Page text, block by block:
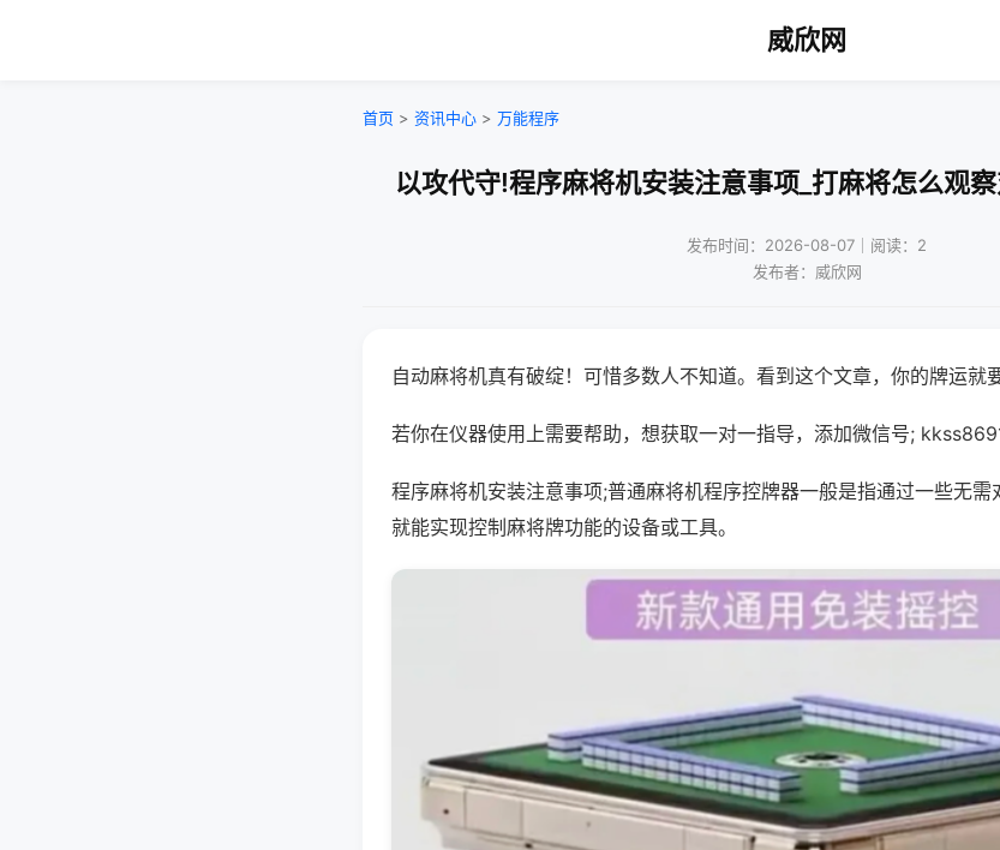
威欣网
首页 > 资讯中心 > 万能程序
以攻代守!程序麻将机安装注意事项_打麻将怎么观
发布时间：2026-08-07｜阅读：2
发布者：威欣网
自动麻将机真有破绽！可惜多数人不知道。看到这个文章，你的牌运就
若你在仪器使用上需要帮助，想获取一对一指导，添加微信号;
程序麻将机安装注意事项;普通麻将机程序控牌器一般是指通过一些无
就能实现控制麻将牌功能的设备或工具。